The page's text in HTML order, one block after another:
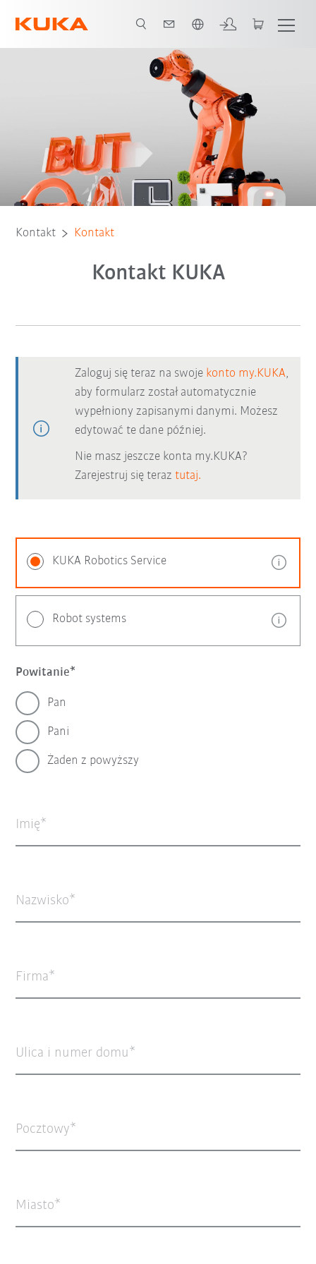
Kontakt Kontakt
Kontakt KUKA
Zaloguj się teraz na swoje konto my.KUKA,
aby formularz został automatycznie
wypełniony zapisanymi danymi. Możesz
edytować te dane później.
Nie masz jeszcze konta my.KUKA?
Zarejestruj się teraztutaj.
KUKA Robotics Service
Robot systems
Powitanie
Pan
Pani
Żaden z powyższy
Imię
Nazwisko
Firma
Ulica i numer domu
Pocztowy
Miasto